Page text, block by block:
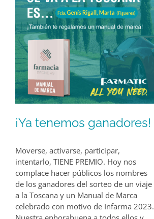
¡Ya tenemos ganadores!
Moverse, activarse, participar,
intentarlo, TIENE PREMIO. Hoy nos
complace hacer públicos los nombres
de los ganadores del sorteo de un viaje
a la Toscana y un Manual de Marca
celebrado con motivo de Infarma 2023.